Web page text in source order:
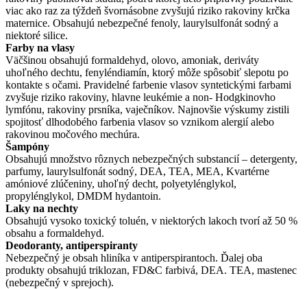
viac ako raz za týždeň švornásobne zvyšujú riziko rakoviny krčka
maternice. Obsahujú nebezpečné fenoly, laurylsulfonát sodný a
niektoré silice.
Farby na vlasy
Väčšinou obsahujú formaldehyd, olovo, amoniak, deriváty
uhoľného dechtu, fenyléndiamín, ktorý môže spôsobiť slepotu po
kontakte s očami. Pravidelné farbenie vlasov syntetickými farbami
zvyšuje riziko rakoviny, hlavne leukémie a non- Hodgkinovho
lymfónu, rakoviny prsníka, vaječníkov. Najnovšie výskumy zistili
spojitosť dlhodobého farbenia vlasov so vznikom alergií alebo
rakovinou močového mechúra.
Šampóny
Obsahujú množstvo rôznych nebezpečných substancií – detergenty,
parfumy, laurylsulfonát sodný, DEA, TEA, MEA, Kvartérne
amóniové zlúčeniny, uhoľný decht, polyetylénglykol,
propylénglykol, DMDM hydantoin.
Laky na nechty
Obsahujú vysoko toxický toluén, v niektorých lakoch tvorí až 50 %
obsahu a formaldehyd.
Deodoranty, antiperspiranty
Nebezpečný je obsah hliníka v antiperspirantoch. Ďalej oba
produkty obsahujú triklozan, FD&C farbivá, DEA. TEA, mastenec
(nebezpečný v sprejoch).